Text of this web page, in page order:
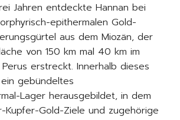
Jahren entdeckte Hannan bei
epithermalen Gold-
aus dem Miozän, der
von 150 km mal 40 km im
erstreckt. Innerhalb dieses
gebündeltes
Lager herausgebildet, in dem
Kupfer-Gold-Ziele und zugehörige